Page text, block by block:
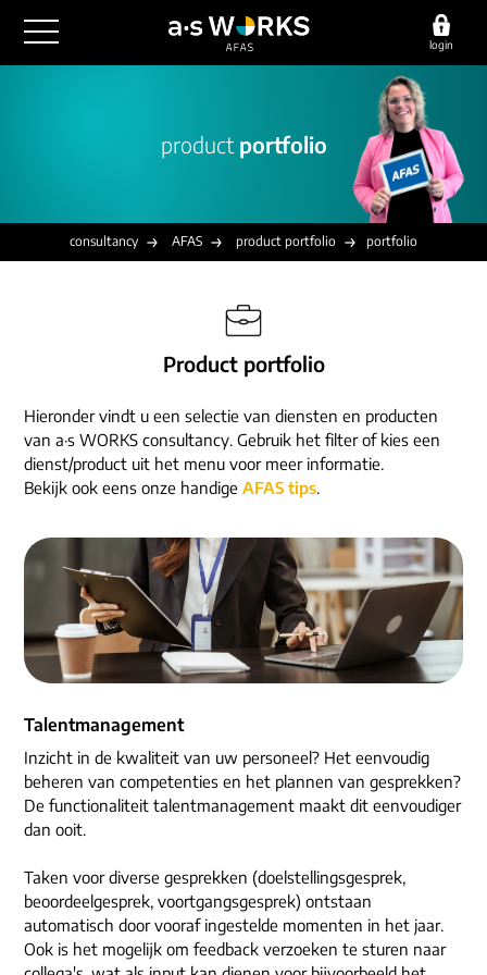
login
financiële administratie
juridische zaken
detachering
finance
implementatie
functioneel beheer
overige diensten
werving & selectie
outsourcing
detachering
consultancy
werken bij
onze experts
ons dna
contact
vestigingen
social media
product portfolio
consultancy AFAS product portfolio portfolio
Product portfolio
Hieronder vindt u een selectie van diensten en producten
van a·s WORKS consultancy. Gebruik het filter of kies een
dienst/product uit het menu voor meer informatie.
Bekijk ook eens onze handige AFAS tips.
Talentmanagement
Inzicht in de kwaliteit van uw personeel? Het eenvoudig
beheren van competenties en het plannen van gesprekken?
De functionaliteit talentmanagement maakt dit eenvoudiger
dan ooit.
Taken voor diverse gesprekken (doelstellingsgesprek,
beoordeelgesprek, voortgangsgesprek) ontstaan
automatisch door vooraf ingestelde momenten in het jaar.
Ook is het mogelijk om feedback verzoeken te sturen naar